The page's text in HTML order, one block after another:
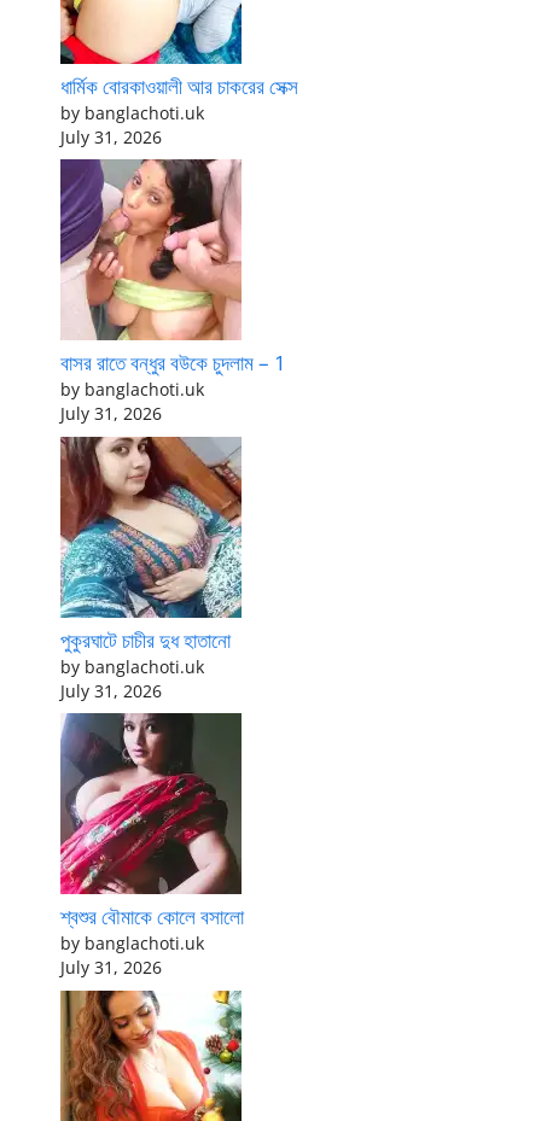
ধার্মিক বোরকাওয়ালী আর চাকরের সেক্স
by banglachoti.uk
July 31, 2026
বাসর রাতে বন্ধুর বউকে চুদলাম – 1
by banglachoti.uk
July 31, 2026
পুকুরঘাটে চাচীর দুধ হাতানো
by banglachoti.uk
July 31, 2026
শ্বশুর বৌমাকে কোলে বসালো
by banglachoti.uk
July 31, 2026